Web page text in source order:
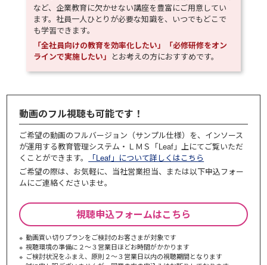
など、企業教育に欠かせない講座を豊富にご用意してい
ます。社員一人ひとりが必要な知識を、いつでもどこで
も学習できます。
「全社員向けの教育を効率化したい」「必修研修をオン
ラインで実施したい」 とお考えの方におすすめです。
動画のフル視聴も可能です！
ご希望の動画のフルバージョン（サンプル仕様）を、インソース
が運用する教育管理システム・ＬＭＳ「Leaf」上にてご覧いただ
くことができます。
「Leaf」について詳しくはこちら
ご希望の際は、お気軽に、当社営業担当、または以下申込フォー
ムにご連絡くださいませ。
視聴申込フォームはこちら
動画買い切りプランをご検討のお客さまが対象です
視聴環境の準備に２～３営業日ほどお時間がかかります
ご検討状況をふまえ、原則２～３営業⽇以内の視聴期間となります